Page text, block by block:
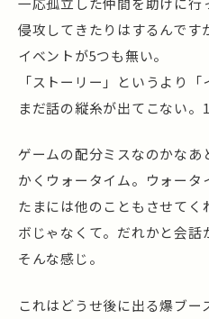
侵攻してきたりはするんです
イベントが5つも無い。
「ストーリー」というより「
まだ話の縦糸が出てこない。
ゲームの配分ミスなのかな
かくウォータイム。ウォータ
たまには他のこともさせてく
ボじゃなくて。だれかと会話
そんな感じ。
これはどうせ後に出る爆ブ